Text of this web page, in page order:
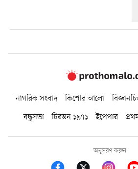
নাগরিক সংবাদ কিশোর আলো
বন্ধুসভা
চিরন্তন ১৯৭১ ইপেপার
অনুসরণ করুন